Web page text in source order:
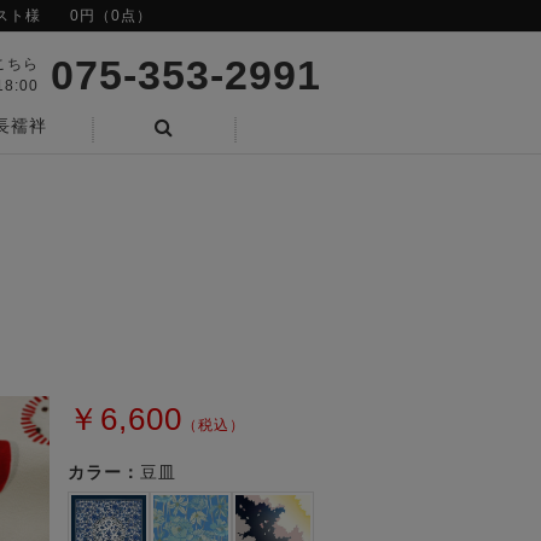
ト様 0円（0点）
ちら
075-353-2991
襦袢
￥6,600 （税込）
カラー： 豆皿